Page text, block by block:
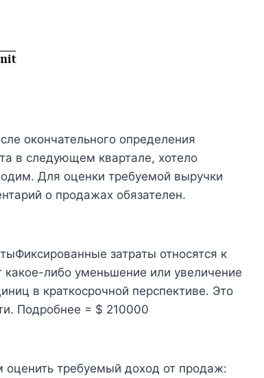
окончательного определения
в следующем квартале, хотело
Для оценки требуемой выручки
о продажах обязателен.
затраты относятся к
либо уменьшение или увеличение
в краткосрочной перспективе. Это
Подробнее = $ 210000
требуемый доход от продаж: